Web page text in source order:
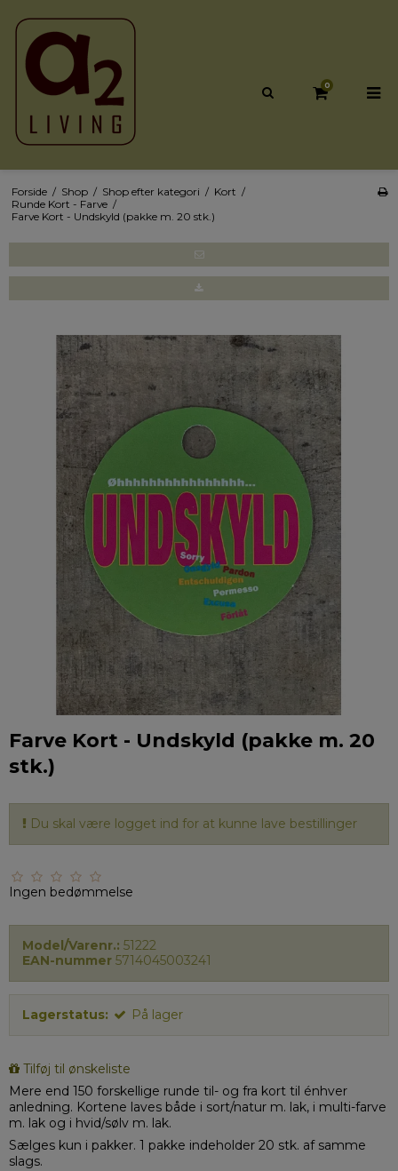
0
Forside / Shop / Shop efter kategori / Kort /
Runde Kort - Farve /
Farve Kort - Undskyld (pakke m. 20 stk.)
Farve Kort - Undskyld (pakke m. 20
stk.)
Du skal være logget ind for at kunne lave bestillinger
Ingen bedømmelse
Model/Varenr.: 51222
EAN-nummer 5714045003241
Lagerstatus: På lager
Tilføj til ønskeliste
Mere end 150 forskellige runde til- og fra kort til énhver
anledning. Kortene laves både i sort/natur m. lak, i multi-farve
m. lak og i hvid/sølv m. lak.
Sælges kun i pakker. 1 pakke indeholder 20 stk. af samme
slags.